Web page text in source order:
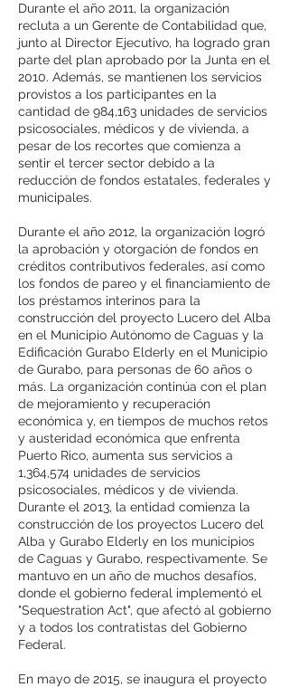
Durante el año 2011, la organización
recluta a un Gerente de Contabilidad que,
junto al Director Ejecutivo, ha logrado gran
parte del plan aprobado por la Junta en el
2010. Además, se mantienen los servicios
provistos a los participantes en la
cantidad de 984,163 unidades de servicios
psicosociales, médicos y de vivienda, a
pesar de los recortes que comienza a
sentir el tercer sector debido a la
reducción de fondos estatales, federales y
municipales.
Durante el año 2012, la organización logró
la aprobación y otorgación de fondos en
créditos contributivos federales, así como
los fondos de pareo y el financiamiento de
los préstamos interinos para la
construcción del proyecto Lucero del Alba
en el Municipio Autónomo de Caguas y la
Edificación Gurabo Elderly en el Municipio
de Gurabo, para personas de 60 años o
más. La organización continúa con el plan
de mejoramiento y recuperación
económica y, en tiempos de muchos retos
y austeridad económica que enfrenta
Puerto Rico, aumenta sus servicios a
1,364,574 unidades de servicios
psicosociales, médicos y de vivienda.
Durante el 2013, la entidad comienza la
construcción de los proyectos Lucero del
Alba y Gurabo Elderly en los municipios
de Caguas y Gurabo, respectivamente. Se
mantuvo en un año de muchos desafíos,
donde el gobierno federal implementó el
"Sequestration Act", que afectó al gobierno
y a todos los contratistas del Gobierno
Federal.
En mayo de 2015, se inaugura el proyecto